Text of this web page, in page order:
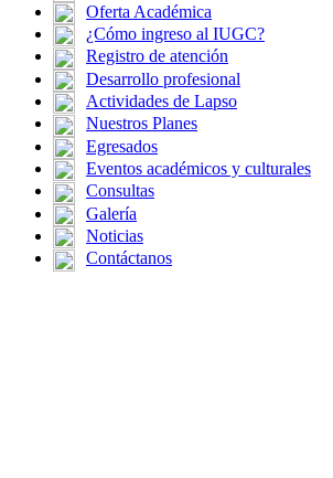
Oferta Académica
¿Cómo ingreso al IUGC?
Registro de atención
Desarrollo profesional
Actividades de Lapso
Nuestros Planes
Egresados
Eventos académicos y culturales
Consultas
Galería
Noticias
Contáctanos